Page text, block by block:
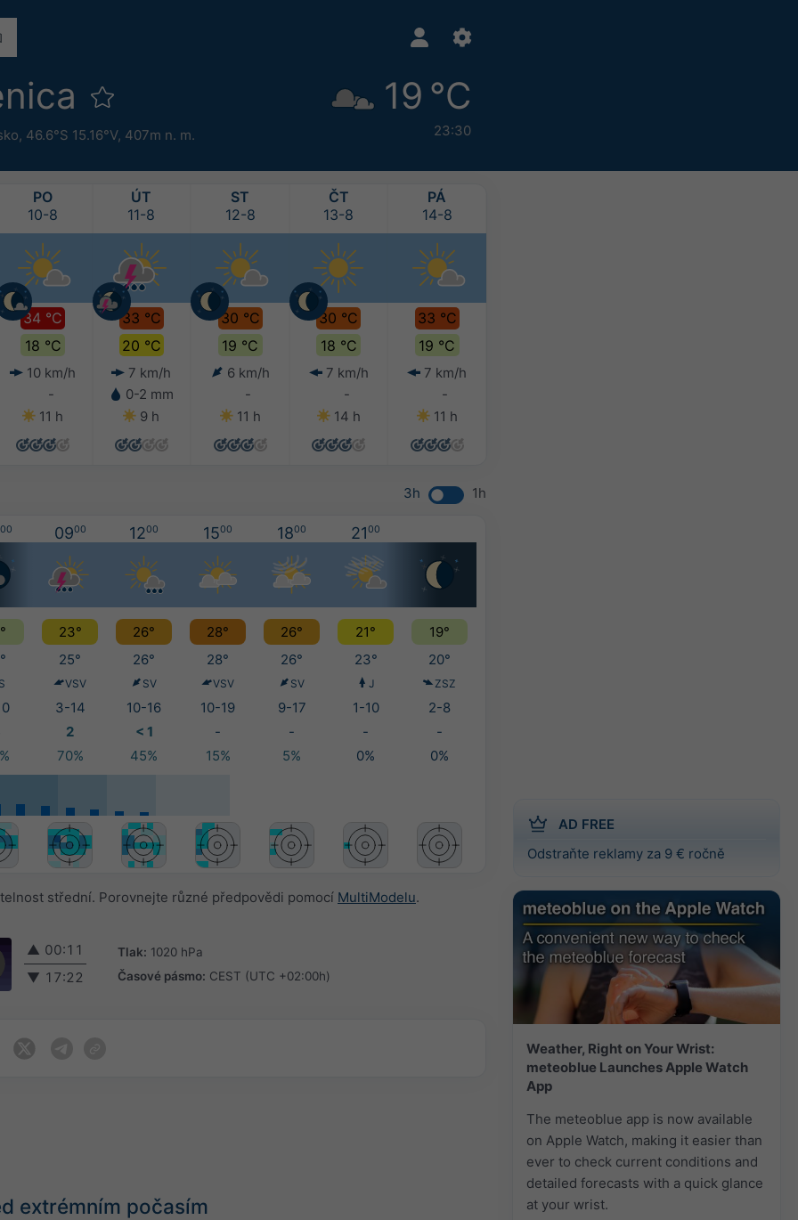
, 46.6°S 15.16°V, 407m n. m.
19 °C
23:30
AD FREE
Odstraňte reklamy za 9 € ročně
Weather, Right on Your Wrist:
meteoblue Launches Apple Watch
App
The meteoblue app is now available
on Apple Watch, making it easier than
ever to check current conditions and
detailed forecasts with a quick glance
at your wrist.
PO
10-8
34 °C
18 °C
10 km/h
-
11 h
ÚT
11-8
33 °C
20 °C
7 km/h
0-2 mm
9 h
ST
12-8
30 °C
19 °C
6 km/h
-
11 h
ČT
13-8
30 °C
18 °C
7 km/h
-
14 h
PÁ
14-8
33 °C
19 °C
7 km/h
-
11 h
3h 1h
00 0900 1200 1500 1800 2100
23° 26° 28° 26° 21°
19°
25° 26° 28° 26° 23° 20°
S VSV SV VSV SV J ZSZ
3-14 10-16 10-19 9-17 1-10
2-8
2 < 1 - - -
-
70% 45% 15% 5% 0% 0%
střední. Porovnejte různé předpovědi pomocí MultiModelu.
▲ 00:11
▼ 17:22
Tlak: 1020 hPa
Časové pásmo: CEST (UTC +02:00h)
extrémním počasím